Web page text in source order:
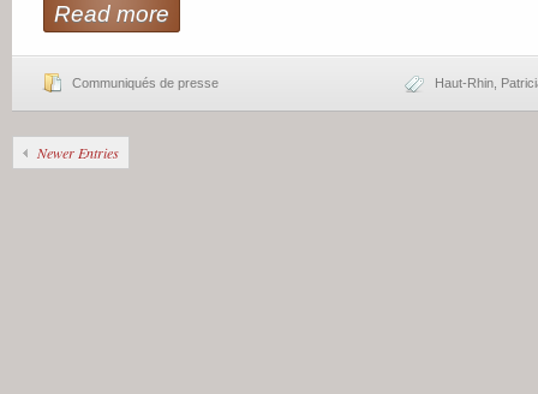
Read more
Communiqués de presse Haut-Rhin
Newer Entries